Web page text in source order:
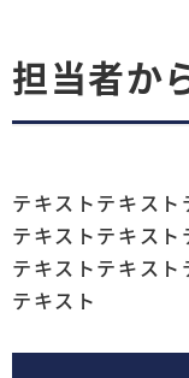
担当者か
テキストテキス
テキストテキス
テキストテキス
テキスト